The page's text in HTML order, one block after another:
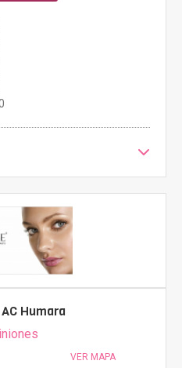
Humara
VER MAPA